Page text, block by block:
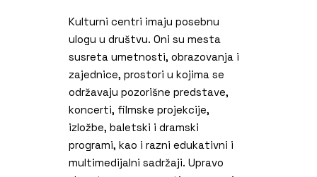
Kulturni centri imaju posebnu
ulogu u društvu. Oni su mesta
susreta umetnosti, obrazovanja i
zajednice, prostori u kojima se
održavaju pozorišne predstave,
koncerti, filmske projekcije,
izložbe, baletski i dramski
programi, kao i razni edukativni i
multimedijalni sadržaji. Upravo